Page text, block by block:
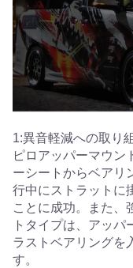
1:異音軽減への取り
ピロアッパーマウン
ーシートからベアリ
行中にストラットに
ことに成功。また、
トタイプは、アッパ
ラストベアリングを
す。